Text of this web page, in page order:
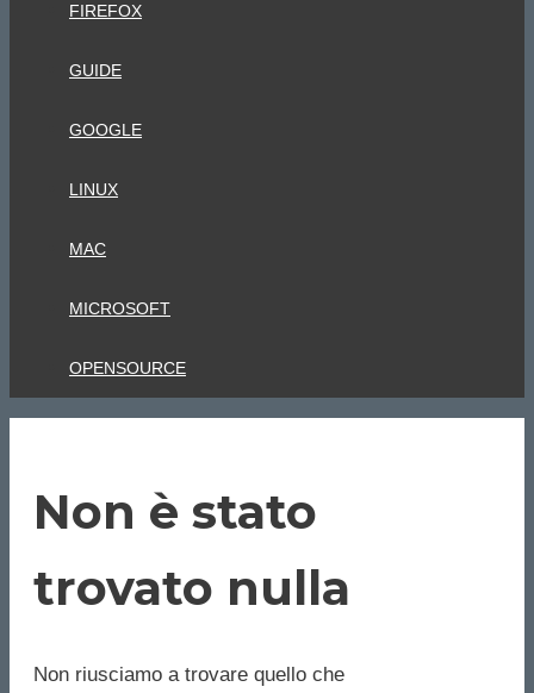
FIREFOX
GUIDE
GOOGLE
LINUX
MAC
MICROSOFT
OPENSOURCE
Non è stato
trovato nulla
Non riusciamo a trovare quello che